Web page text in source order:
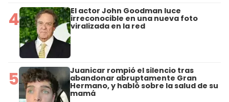
4 El actor John Goodman luce
irreconocible en una nueva foto
viralizada en la red
5 Juanicar rompió el silencio tras
abandonar abruptamente Gran
Hermano, y habló sobre la salud de su
mamá